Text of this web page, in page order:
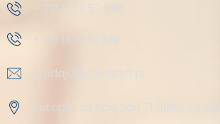
+ 381 11 37 57 555
+ 381 18 41 51 230
prodaja@steelsoft.rs
Autoput za Novi Sad 71 11080,